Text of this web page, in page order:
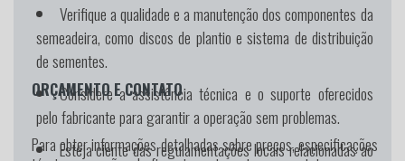
Verifique a qualidade e a manutenção dos componentes da
semeadeira, como discos de plantio e sistema de distribuição
de sementes.
Considere a assistência técnica e o suporte oferecidos
pelo fabricante para garantir a operação sem problemas.
Esteja ciente das regulamentações locais relacionadas ao
ORÇAMENTO E CONTATO
Para obter informações detalhadas sobre preços, especificações